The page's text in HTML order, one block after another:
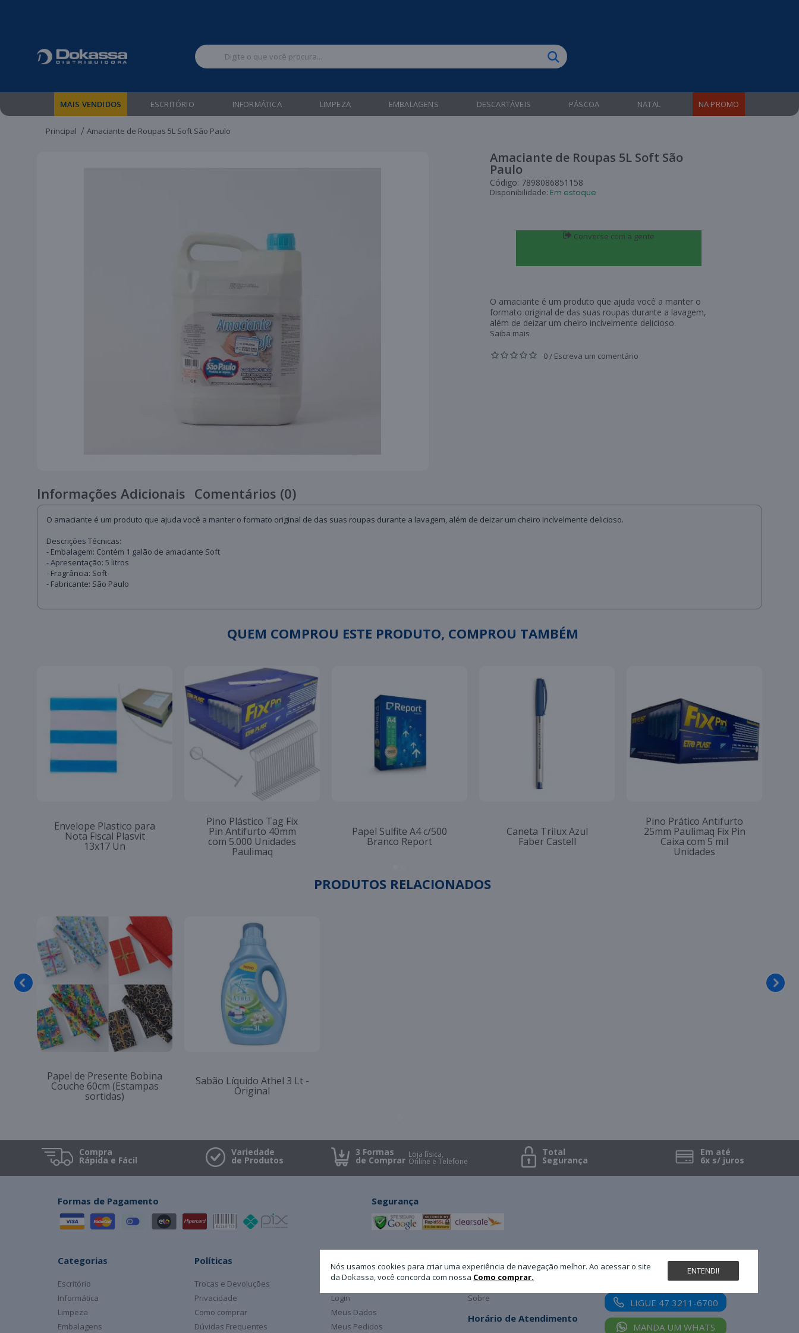
MAIS VENDIDOS ESCRITÓRIO INFORMÁTICA LIMPEZA EMBALAGENS DESCARTÁVEIS PÁSCOA NATAL NA PROMO
Principal Amaciante de Roupas 5L Soft São Paulo
Amaciante de Roupas 5L Soft São
Paulo
Código: 7898086851158
Disponibilidade: Em estoque
Converse com a gente
O amaciante é um produto que ajuda você a manter o
formato original de das suas roupas durante a lavagem,
além de deizar um cheiro incívelmente delicioso.
Saiba mais
0/ Escreva um comentário
Informações Adicionais Comentários (0)
O amaciante é um produto que ajuda você a manter o formato original de das suas roupas durante a lavagem, além de deizar um cheiro incívelmente delicioso.
Descrições Técnicas:
- Embalagem: Contém 1 galão de amaciante Soft
- Apresentação: 5 litros
- Fragrância: Soft
- Fabricante: São Paulo
QUEM COMPROU ESTE PRODUTO, COMPROU TAMBÉM
Envelope Plastico para
Nota Fiscal Plasvit
13x17 Un
Pino Plástico Tag Fix
Pin Antifurto 40mm
com 5.000 Unidades
Paulimaq
Papel Sulfite A4 c/500
Branco Report
Caneta Trilux Azul
Faber Castell
Pino Prático Antifurto
25mm Paulimaq Fix Pin
Caixa com 5 mil
Unidades
PRODUTOS RELACIONADOS
Papel de Presente Bobina
Couche 60cm (Estampas
sortidas)
Sabão Líquido Athel 3 Lt -
Original
Compra
Rápida e Fácil
Variedade
de Produtos
3 Formas
de Comprar Loja física,
Online e Telefone
Total
Segurança
Em até
6x s/ juros
Nós usamos cookies para criar uma experiência de navegação melhor. Ao acessar o site
da Dokassa, você concorda com nossa Como comprar.
ENTENDI!
Formas de Pagamento Segurança
Categorias
Escritório
Informática
Limpeza
Embalagens
Políticas
Trocas e Devoluções
Privacidade
Como comprar
Dúvidas Frequentes
Minha Conta
Cadastro
Login
Meus Dados
Meus Pedidos
A Dokassa
Atendimento
Sobre
Horário de Atendimento
Nossas redes sociais
LIGUE 47 3211-6700
MANDA UM WHATS